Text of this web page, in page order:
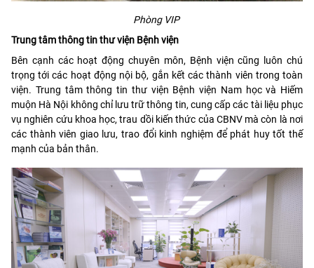
Phòng VIP
Trung tâm thông tin thư viện Bệnh viện
Bên cạnh các hoạt động chuyên môn, Bệnh viện cũng luôn chú
trọng tới các hoạt động nội bộ, gắn kết các thành viên trong toàn
viện. Trung tâm thông tin thư viện Bệnh viện Nam học và Hiếm
muộn Hà Nội không chỉ lưu trữ thông tin, cung cấp các tài liệu phục
vụ nghiên cứu khoa học, trau dồi kiến thức của CBNV mà còn là nơi
các thành viên giao lưu, trao đổi kinh nghiệm để phát huy tốt thế
mạnh của bản thân.